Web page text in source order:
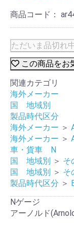
商品コード：
ただいま品切れ
この商品をお
関連カテゴリ
海外メーカー
国 地域別
製品時代区分
海外メーカー ＞
海外メーカー ＞
車・貨車 N
国 地域別
＞ そ
国 地域別
＞ そ
製品時代区分 ＞
Nゲージ
アーノルド